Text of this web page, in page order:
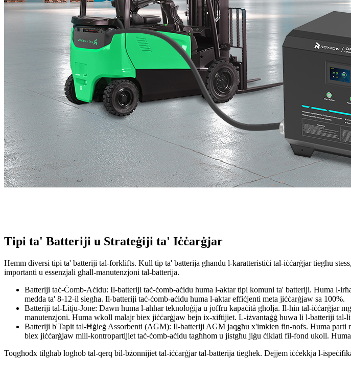
Tipi ta' Batteriji u Strateġiji ta' Iċċarġjar
Hemm diversi tipi ta' batteriji tal-forklifts. Kull tip ta' batterija għandu l-karatteristiċi tal-iċċarġjar tiegħu
importanti u essenzjali għall-manutenzjoni tal-batterija.
Batteriji taċ-Ċomb-Aċidu: Il-batteriji taċ-ċomb-aċidu huma l-aktar tipi komuni ta' batteriji. Huma l-
medda ta' 8-12-il siegħa. Il-batteriji taċ-ċomb-aċidu huma l-aktar effiċjenti meta jiċċarġjaw sa 100%.
Batteriji tal-Litju-Jone: Dawn huma l-aħħar teknoloġija u joffru kapaċità għolja. Il-ħin tal-iċċarġjar
manutenzjoni. Huma wkoll malajr biex jiċċarġjaw bejn ix-xiftijiet. L-iżvantaġġ huwa li l-batteriji tal-
Batteriji b'Tapit tal-Ħġieġ Assorbenti (AGM): Il-batteriji AGM jaqgħu x'imkien fin-nofs. Huma parti
biex jiċċarġjaw mill-kontropartijiet taċ-ċomb-aċidu tagħhom u jistgħu jiġu ċiklati fil-fond ukoll.
Toqgħodx tilgħab logħob tal-qerq bil-bżonnijiet tal-iċċarġjar tal-batterija tiegħek. Dejjem iċċekkja l-